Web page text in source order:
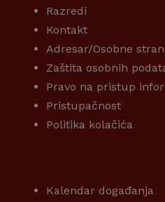
Razredi
Kontakt
Adresar/Osobne
Zaštita osobnih
Pravo na pristup
Pristupačnost
Politika kolačića
Kalendar događanja